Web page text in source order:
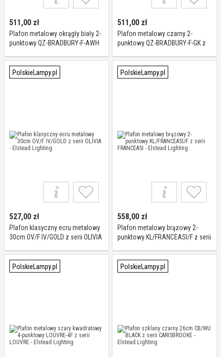
511,00 zł
Plafon metalowy okrągły biały 2-
punktowy QZ-BRADBURY-F-AWH
Lighting
511,00 zł
Plafon metalowy czarny 2-
punktowy QZ-BRADBURY-F-GK z
PolskieLampy.pl
527,00 zł
Plafon klasyczny ecru metalowy
30cm OV/F IV/GOLD z serii OLIVIA
PolskieLampy.pl
558,00 zł
Plafon metalowy brązowy 2-
punktowy KL/FRANCEASI/F z serii
PolskieLampy.pl PolskieLampy.pl